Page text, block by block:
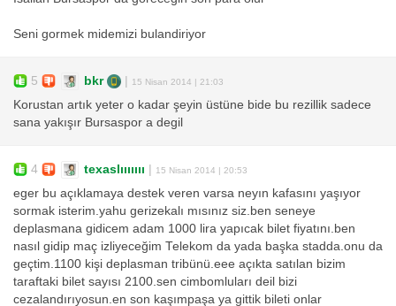
Seni gormek midemizi bulandiriyor
5 bkr | 15 Nisan 2014 | 21:03
Korustan artık yeter o kadar şeyin üstüne bide bu rezillik sadece
sana yakışır Bursaspor a degil
4 texaslııııııı | 15 Nisan 2014 | 20:53
eger bu açıklamaya destek veren varsa neyın kafasını yaşıyor
sormak isterim.yahu gerizekalı mısınız siz.ben seneye
deplasmana gidicem adam 1000 lira yapıcak bilet fiyatını.ben
nasıl gidip maç izliyeceğim Telekom da yada başka stadda.onu da
geçtim.1100 kişi deplasman tribünü.eee açıkta satılan bizim
taraftaki bilet sayısı 2100.sen cimbomluları deil bizi
cezalandırıyosun.en son kaşımpaşa ya gittik bileti onlar